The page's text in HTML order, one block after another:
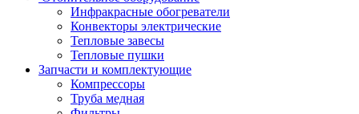
Инфракрасные обогреватели
Конвекторы электрические
Тепловые завесы
Тепловые пушки
Запчасти и комплектующие
Компрессоры
Труба медная